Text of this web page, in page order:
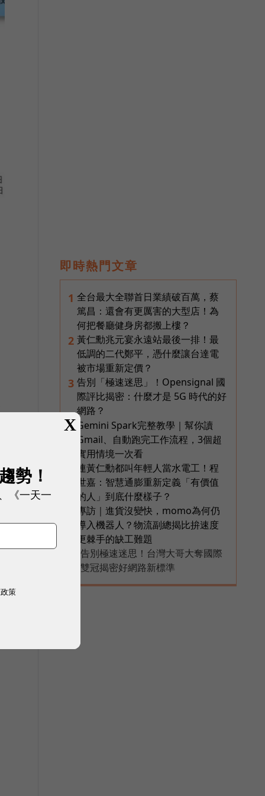
即時熱門文章
1 全台最大全聯首日業績破百萬，蔡
篤昌：還會有更厲害的大型店！為
何把餐廳健身房都搬上樓？
2 黃仁勳兆元宴永遠站最後一排！最
低調的二代鄭平，憑什麼讓台達電
被市場重新定價？
3 告別「極速迷思」！Opensignal 國
際評比揭密：什麼才是 5G 時代的好
網路？
4 Gemini Spark完整教學｜幫你讀
Gmail、自動跑完工作流程，3個超
實用情境一次看
連黃仁勳都叫年輕人當水電工！程
世嘉：智慧通膨重新定義「有價值
的人」到底什麼樣子？
專訪｜進貨沒變快，momo為何仍
導入機器人？物流副總揭比拚速度
更棘手的缺工難題
告別極速迷思！台灣大哥大奪國際
雙冠揭密好網路新標準
X
勢！
《一天一
策